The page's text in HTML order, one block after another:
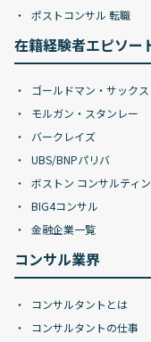
ポストコンサル 転職
在籍経験者エピソー
ゴールドマン・サックス
モルガン・スタンレー
バークレイズ
UBS/BNPパリバ
ボストン コンサルティ
BIG4コンサル
金融企業一覧
コンサル業界
コンサルタントとは
コンサルタントの仕事